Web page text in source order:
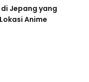
Jepang yang
Anime